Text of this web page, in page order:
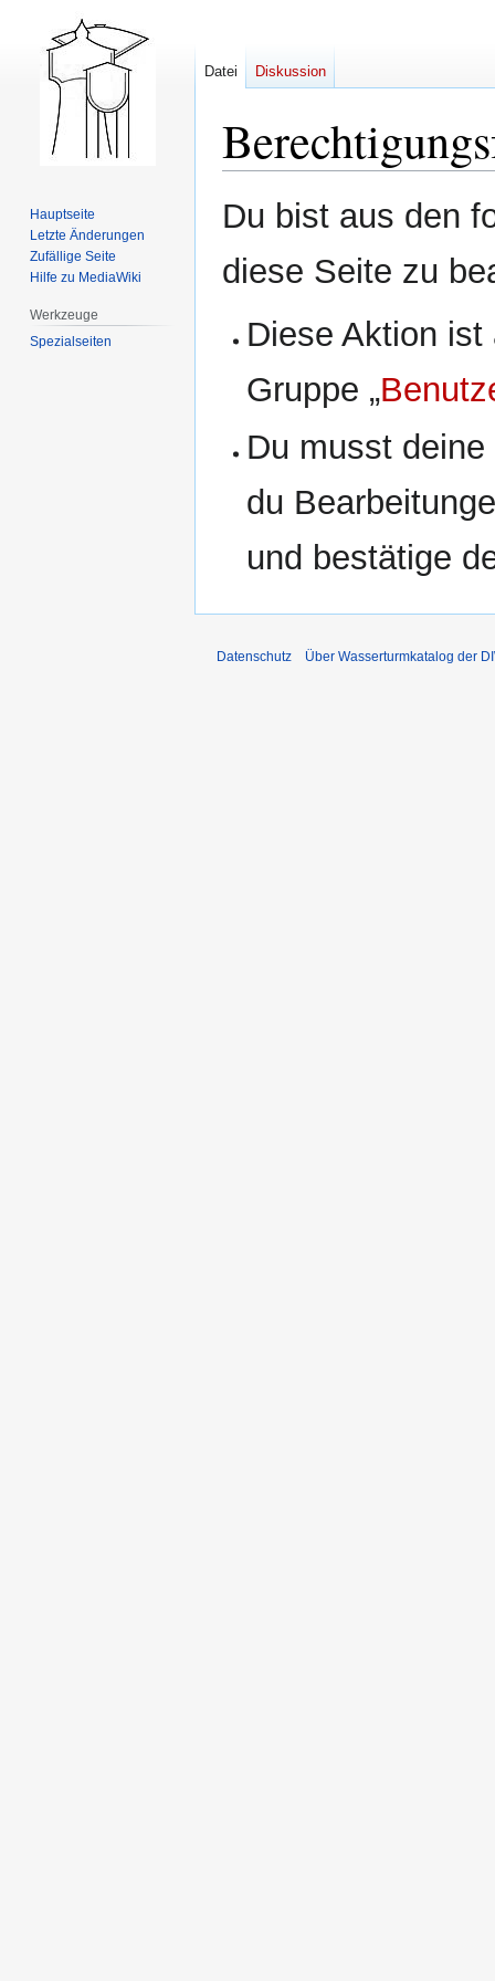
Zur
Navigation
Zur
Suche
Du bist aus den
diese Seite zu
Diese Aktion
Gruppe „
Du musst
du
und bestätige
Datei Diskussion
Hauptseite
Letzte Änderungen
Zufällige Seite
Hilfe zu MediaWiki
Werkzeuge
Spezialseiten
Datenschutz Über Wasserturmkatalog der